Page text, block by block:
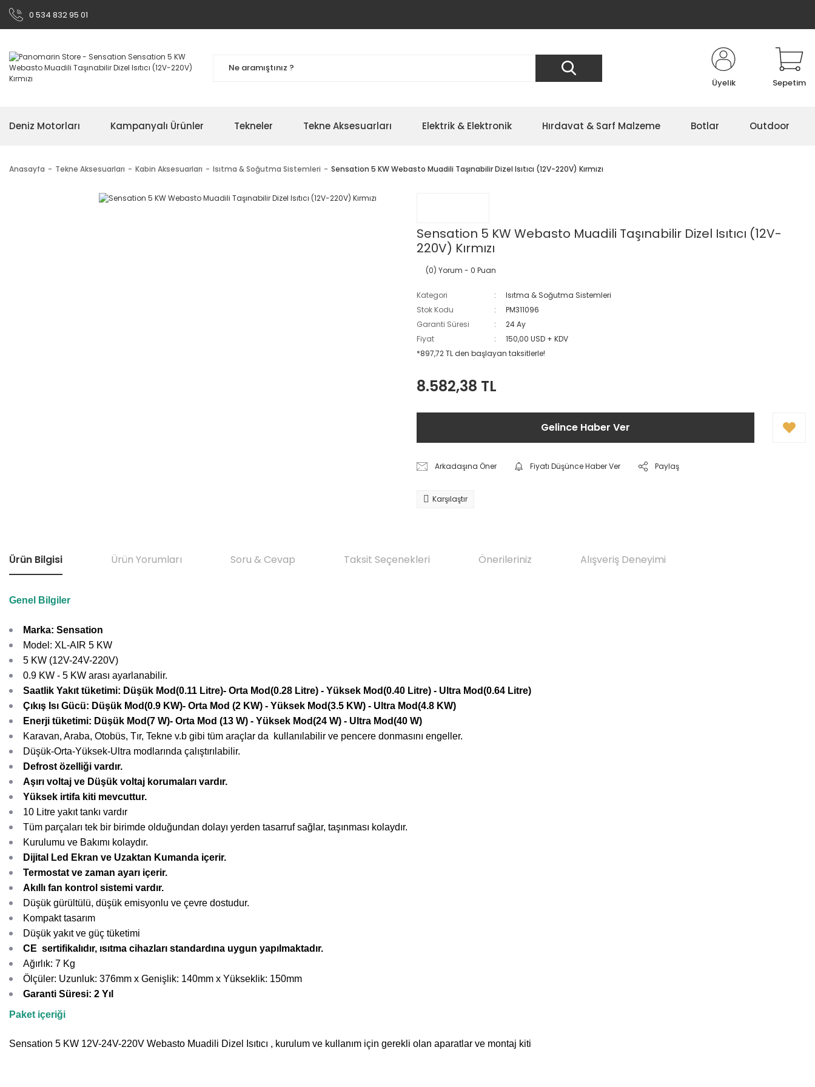
0 534 832 95 01
Üyelik Sepetim
Deniz Motorları Kampanyalı Ürünler Tekneler Tekne Aksesuarları Elektrik & Elektronik Hırdavat & Sarf Malzeme Botlar Outdoor
Anasayfa Tekne Aksesuarları Kabin Aksesuarları Isıtma & Soğutma Sistemleri Sensation 5 KW Webasto Muadili Taşınabilir Dizel Isıtıcı (12V-220V) Kırmızı
Sensation 5 KW Webasto Muadili Taşınabilir Dizel Isıtıcı (12V-
220V) Kırmızı
(0) Yorum - 0 Puan
Kategori
Isıtma & Soğutma Sistemleri
Stok Kodu
PM311096
Garanti Süresi
24 Ay
Fiyat
150,00 USD + KDV
*897,72 TL den başlayan taksitlerle!
8.582,38 TL
Gelince Haber Ver
Arkadaşına Öner Fiyatı Düşünce Haber Ver Paylaş
Karşılaştır
Ürün Bilgisi Ürün Yorumları Soru & Cevap Taksit Seçenekleri Önerileriniz Alışveriş Deneyimi
Genel Bilgiler
Marka: Sensation
Model: XL-AIR 5 KW
5 KW (12V-24V-220V)
0.9 KW - 5 KW arası ayarlanabilir.
Saatlik Yakıt tüketimi: Düşük Mod(0.11 Litre)- Orta Mod(0.28 Litre) - Yüksek Mod(0.40 Litre) - Ultra Mod(0.64 Litre)
Çıkış Isı Gücü: Düşük Mod(0.9 KW)- Orta Mod (2 KW) - Yüksek Mod(3.5 KW) - Ultra Mod(4.8 KW)
Enerji tüketimi: Düşük Mod(7 W)- Orta Mod (13 W) - Yüksek Mod(24 W) - Ultra Mod(40 W)
Karavan, Araba, Otobüs, Tır, Tekne v.b gibi tüm araçlar da kullanılabilir ve pencere donmasını engeller.
Düşük-Orta-Yüksek-Ultra modlarında çalıştırılabilir.
Defrost özelliği vardır.
Aşırı voltaj ve Düşük voltaj korumaları vardır.
Yüksek irtifa kiti mevcuttur.
10 Litre yakıt tankı vardır
Tüm parçaları tek bir birimde olduğundan dolayı yerden tasarruf sağlar, taşınması kolaydır.
Kurulumu ve Bakımı kolaydır.
Dijital Led Ekran ve Uzaktan Kumanda içerir.
Termostat ve zaman ayarı içerir.
Akıllı fan kontrol sistemi vardır.
Düşük gürültülü, düşük emisyonlu ve çevre dostudur.
Kompakt tasarım
Düşük yakıt ve güç tüketimi
CE sertifikalıdır, ısıtma cihazları standardına uygun yapılmaktadır.
Ağırlık: 7 Kg
Ölçüler: Uzunluk: 376mm x Genişlik: 140mm x Yükseklik: 150mm
Garanti Süresi: 2 Yıl
Paket içeriği
Sensation 5 KW 12V-24V-220V Webasto Muadili Dizel Isıtıcı , kurulum ve kullanım için gerekli olan aparatlar ve montaj kiti